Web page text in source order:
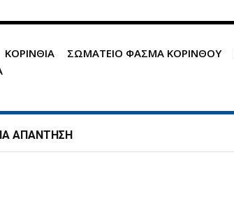
ΚΟΡΙΝΘΙΑ ΣΩΜΑΤΕΙΟ ΦΑΣΜΑ ΚΟΡΙΝΘΟΥ
ΑΠΑΝΤΗΣΗ